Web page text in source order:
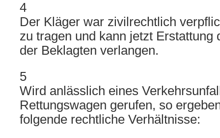
4
Der Kläger war zivilrechtlich
zu tragen und kann jetzt Erstattung
der Beklagten verlangen.
5
Wird anlässlich eines
Rettungswagen gerufen, so
folgende rechtliche Verhältnisse: